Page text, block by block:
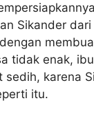
Sikander
tidak enak,
sedih, karena
itu.